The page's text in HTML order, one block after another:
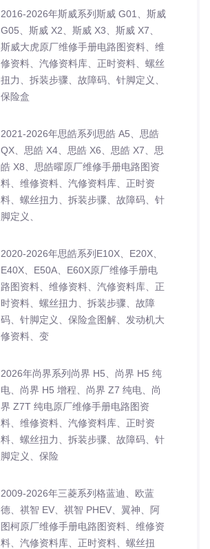
2016-2026年斯威系列斯威 G01、斯威
G05、斯威 X2、斯威 X3、斯威 X7、
斯威大虎原厂维修手册电路图资料、维
修资料、汽修资料库、正时资料、螺丝
扭力、拆装步骤、故障码、针脚定义、
保险盒
2021-2026年思皓系列思皓 A5、思皓
QX、思皓 X4、思皓 X6、思皓 X7、思
皓 X8、思皓曜原厂维修手册电路图资
料、维修资料、汽修资料库、正时资
料、螺丝扭力、拆装步骤、故障码、针
脚定义、
2020-2026年思皓系列E10X、E20X、
E40X、E50A、E60X原厂维修手册电
路图资料、维修资料、汽修资料库、正
时资料、螺丝扭力、拆装步骤、故障
码、针脚定义、保险盒图解、发动机大
修资料、变
2026年尚界系列尚界 H5、尚界 H5 纯
电、尚界 H5 增程、尚界 Z7 纯电、尚
界 Z7T 纯电原厂维修手册电路图资
料、维修资料、汽修资料库、正时资
料、螺丝扭力、拆装步骤、故障码、针
脚定义、保险
2009-2026年三菱系列格蓝迪、欧蓝
德、祺智 EV、祺智 PHEV、翼神、阿
图柯原厂维修手册电路图资料、维修资
料、汽修资料库、正时资料、螺丝扭